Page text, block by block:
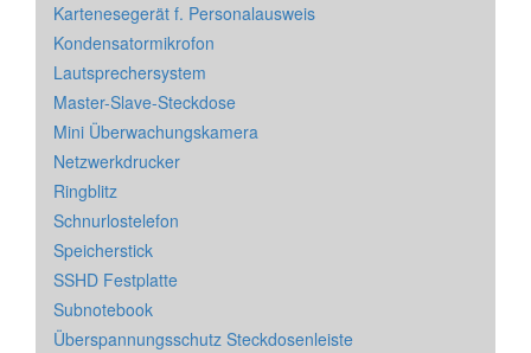
Kartenesegerät f. Personalausweis
Kondensatormikrofon
Lautsprechersystem
Master-Slave-Steckdose
Mini Überwachungskamera
Netzwerkdrucker
Ringblitz
Schnurlostelefon
Speicherstick
SSHD Festplatte
Subnotebook
Überspannungsschutz Steckdosenleiste